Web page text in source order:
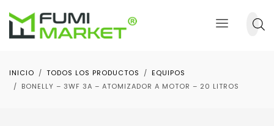
INICIO TODOS LOS PRODUCTOS
EQUIPOS
BONELLY – 3WF 3A – ATOMIZADOR A MOTOR – 20 LITROS